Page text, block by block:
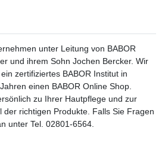
unter Leitung von BABOR
und ihrem Sohn Jochen Bercker. Wir
zertifiziertes BABOR Institut in
einen BABOR Online Shop.
zu Ihrer Hautpflege und zur
der richtigen Produkte. Falls Sie Fragen
unter Tel. 02801-6564.